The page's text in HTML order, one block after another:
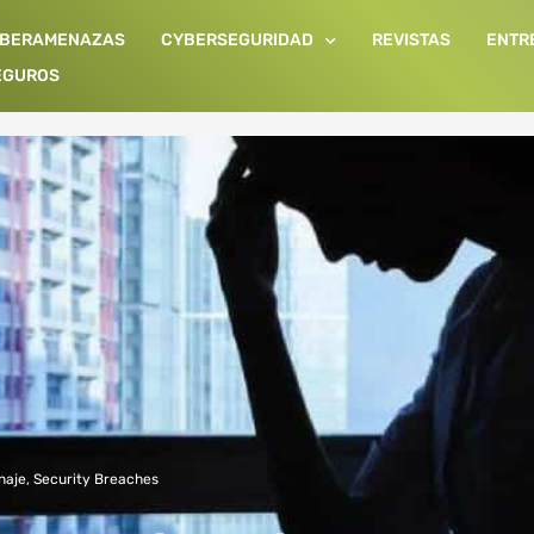
CYBERSEGURIDAD REVISTAS
, Security Breaches